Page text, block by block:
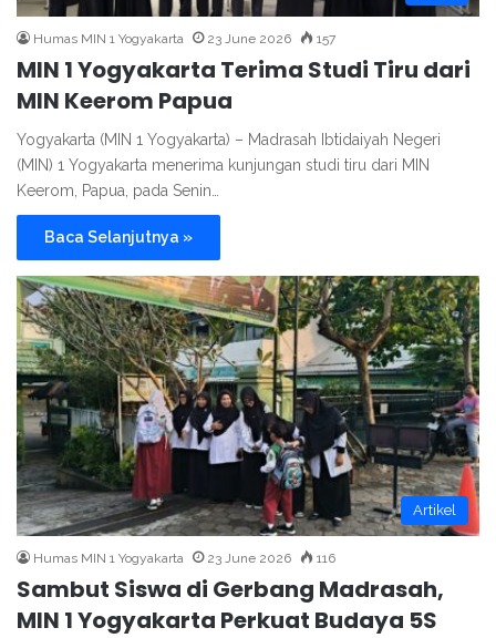
Humas MIN 1 Yogyakarta 23 June 2026 157
MIN 1 Yogyakarta Terima Studi Tiru dari
MIN Keerom Papua
Yogyakarta (MIN 1 Yogyakarta) – Madrasah Ibtidaiyah Negeri
(MIN) 1 Yogyakarta menerima kunjungan studi tiru dari MIN
Keerom, Papua, pada Senin…
Baca Selanjutnya »
Artikel
Humas MIN 1 Yogyakarta 23 June 2026 116
Sambut Siswa di Gerbang Madrasah,
MIN 1 Yogyakarta Perkuat Budaya 5S